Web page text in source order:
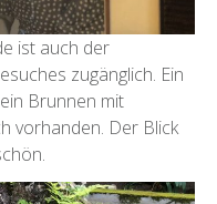
ist auch der
zugänglich. Ein
Brunnen mit
vorhanden. Der Blick